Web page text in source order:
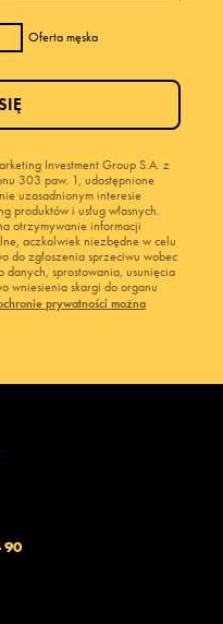
Oferta męska
Investment Group S.A. z
303 paw. 1, udostępnione
uzasadnionym interesie
produktów i usług własnych.
otrzymywanie informacji
aczkolwiek niezbędne w celu
do zgłoszenia sprzeciwu wobec
sprostowania, usunięcia
wniesienia skargi do organu
prywatności można
90